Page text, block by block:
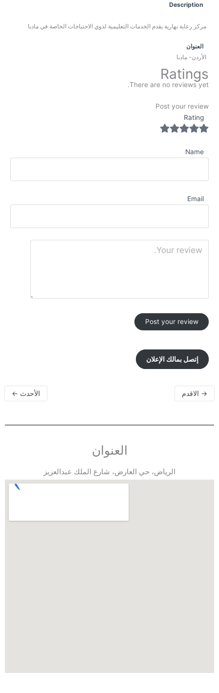
Description
مركز رعاية نهارية يقدم الخدمات التعليمية لذوي الاحتياجات الخاصة في مادبا
العنوان
الأردن- مادبا
Ratings
There are no reviews yet.
Post your review
Rating
Name
Email
إتصل بمالك الإعلان
→ الاقدم الأحدث ←
العنوان
الرياض، حي العارض، شارع الملك عبدالعزيز